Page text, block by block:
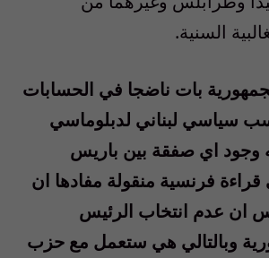
السنية.
بات ناضجا في الحسابات
سياسي لبناني لدبلوماسي
وجود اي صفقة بين باريس
فرنسية منقولة مفادها ان
ان عدم انتخاب الرئيس
وبالتالي هي ستعمل مع حزب